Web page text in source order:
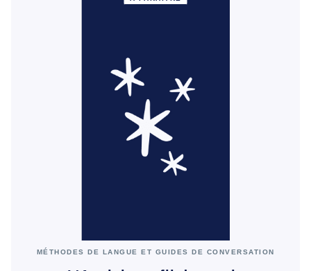
MÉTHODES DE LANGUE ET GUIDES DE CONVERSATION